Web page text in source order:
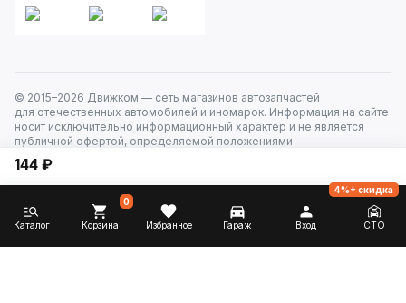
144 ₽
© 2015–2026 Движком — сеть магазинов автозапчастей
для отечественных автомобилей и иномарок. Информация на сайте
носит исключительно информационный характер и не является
публичной офертой, определяемой положениями
Каталог Корзина
0
Избранное Гараж Вход СТО
4%+ скидка